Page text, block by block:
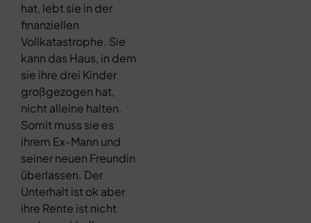
hat, lebt sie in der
finanziellen
Vollkatastrophe. Sie
kann das Haus, in dem
sie ihre drei Kinder
großgezogen hat,
nicht alleine halten.
Somit muss sie es
ihrem Ex-Mann und
seiner neuen Freundin
überlassen. Der
Unterhalt ist ok aber
ihre Rente ist nicht